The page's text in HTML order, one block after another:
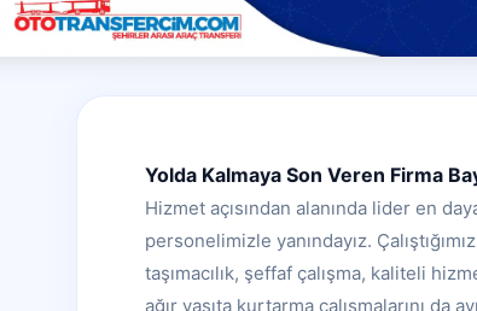
Yolda Kalmaya Son Veren Firma
Hizmet açısından alanında lider en
personelimizle yanındayız.
taşımacılık, şeffaf çalışma, kaliteli
ağır vasıta kurtarma çalışmalarını